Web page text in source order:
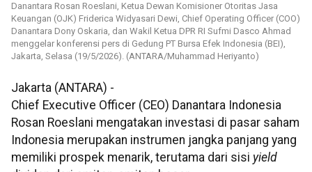
Danantara Rosan Roeslani, Ketua Dewan Komisioner Otoritas Jasa
Keuangan (OJK) Friderica Widyasari Dewi, Chief Operating Officer (COO)
Danantara Dony Oskaria, dan Wakil Ketua DPR RI Sufmi Dasco Ahmad
menggelar konferensi pers di Gedung PT Bursa Efek Indonesia (BEI),
Jakarta, Selasa (19/5/2026). (ANTARA/Muhammad Heriyanto)
Jakarta (ANTARA) -
Chief Executive Officer (CEO) Danantara Indonesia
Rosan Roeslani mengatakan investasi di pasar saham
Indonesia merupakan instrumen jangka panjang yang
memiliki prospek menarik, terutama dari sisi yield